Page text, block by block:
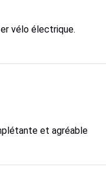
vélo électrique.
et agréable